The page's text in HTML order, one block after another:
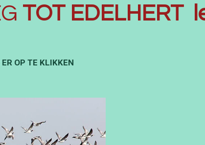
TOT EDELHERT
OP TE KLIKKEN